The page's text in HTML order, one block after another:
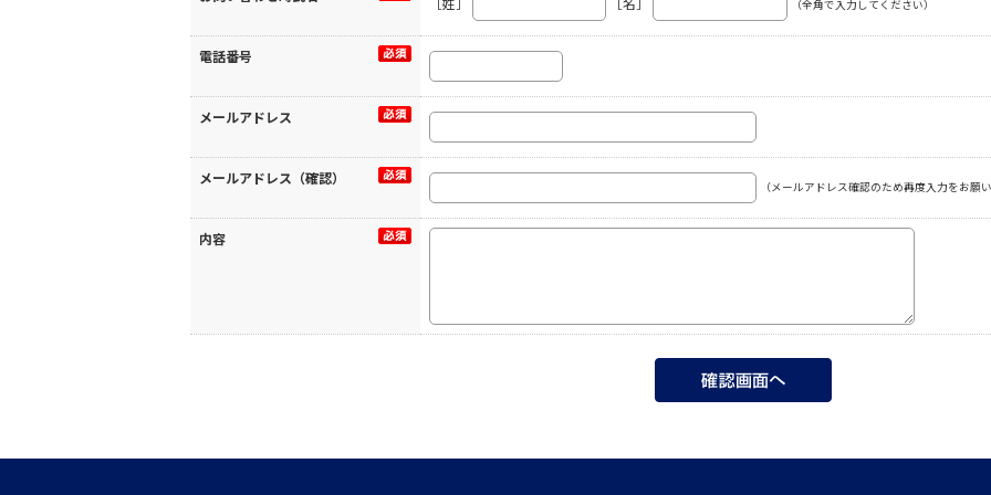
（全角で入力してください）
電話番号
メールアドレス
メールアドレス（確認）
（メールアドレス確認のため再度入力をお願
内容